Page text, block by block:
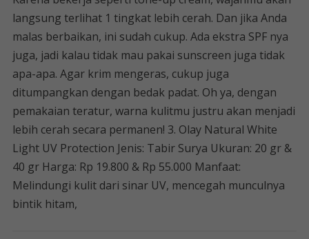
langsung terlihat 1 tingkat lebih cerah. Dan jika Anda
malas berbaikan, ini sudah cukup. Ada ekstra SPF nya
juga, jadi kalau tidak mau pakai sunscreen juga tidak
apa-apa. Agar krim mengeras, cukup juga
ditumpangkan dengan bedak padat. Oh ya, dengan
pemakaian teratur, warna kulitmu justru akan menjadi
lebih cerah secara permanen! 3. Olay Natural White
Light UV Protection Jenis: Tabir Surya Ukuran: 20 gr &
40 gr Harga: Rp 19.800 & Rp 55.000 Manfaat:
Melindungi kulit dari sinar UV, mencegah munculnya
bintik hitam,